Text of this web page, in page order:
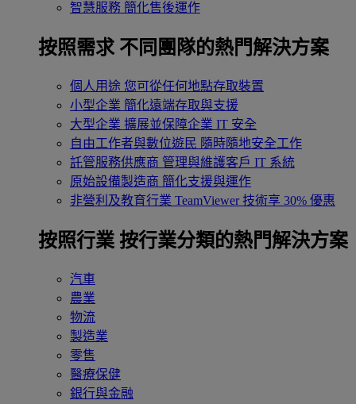
智慧服務 簡化售後運作
按照需求 不同團隊的熱門解決方案
個人用途 您可從任何地點存取裝置
小型企業 簡化遠端存取與支援
大型企業 擴展並保障企業 IT 安全
自由工作者與數位遊民 隨時隨地安全工作
託管服務供應商 管理與維護客戶 IT 系統
原始設備製造商 簡化支援與運作
非營利及教育行業 TeamViewer 技術享 30% 優惠
按照行業 按行業分類的熱門解決方案
汽車
農業
物流
製造業
零售
醫療保健
銀行與金融